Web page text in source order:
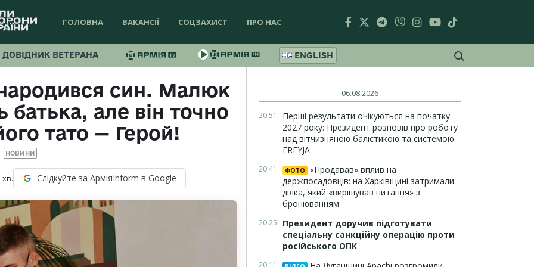
ГОЛОВНА ВАКАНСІЇ СОЦЗАХИСТ ПРО НАС
ДОВІДНИК ВЕТЕРАНА ENGLISH
син. Малюк
батька, але він точно
тато — Герой!
НОВИНИ
хв. Слідкуйте за АрміяInform в Google
06.08.2026
20:51
Перші результати очікуються на початку
2027 року: Президент розповів про роботу
над вітчизняною балістикою та системою
FREYJA
20:41 ФОТО
«Продавав» вплив на
держпосадовців: на Харківщині затримали
ділка, який «вирішував питання» з
бронюванням
20:25
Президент доручив підготувати
спеціальну санкційну операцію проти
російського ОПК
20:11